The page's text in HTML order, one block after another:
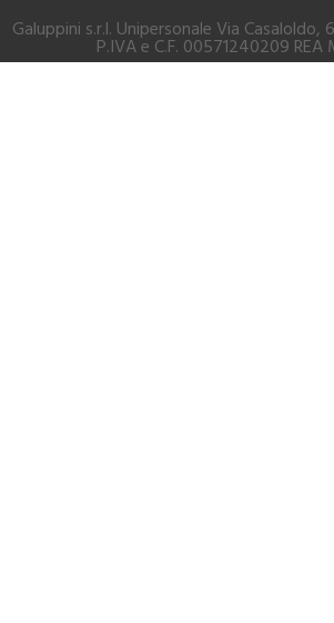
Galuppini s.r.l. Unipersonale Via
P.IVA e C.F. 00571240209